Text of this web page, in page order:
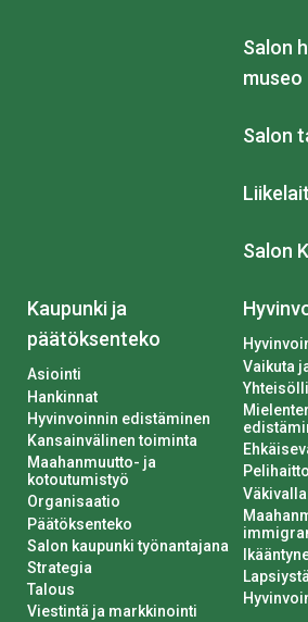
Salon
museo
Salon
Salon
Kaupunki ja
päätöksenteko
Asiointi
Hankinnat
Hyvinvoinnin edistäminen
Kansainvälinen toiminta
Maahanmuutto- ja
kotoutumistyö
Organisaatio
Päätöksenteko
Salon kaupunki työnantajana
Strategia
Talous
Viestintä ja markkinointi
Vaikuta